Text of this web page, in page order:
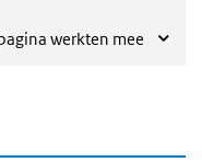
werkten mee